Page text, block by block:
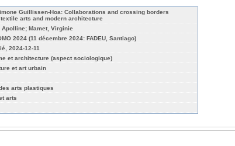
Guillissen-Hoa: Collaborations and crossing borders
arts and modern architecture
Apolline; Mamet, Virginie
2024 (11 décembre 2024: FADEU, Santiago)
2024-12-11
et architecture (aspect sociologique)
et art urbain
arts plastiques
arts